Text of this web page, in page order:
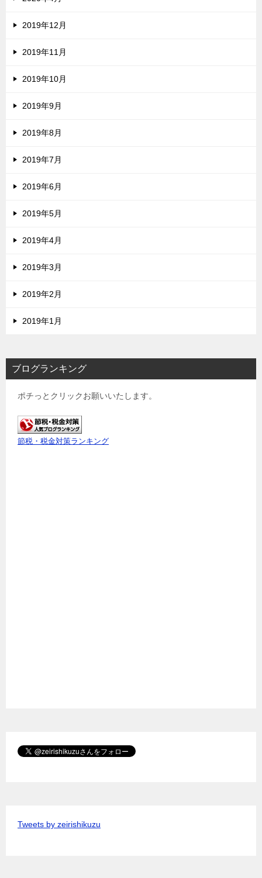
2019年12月
2019年11月
2019年10月
2019年9月
2019年8月
2019年7月
2019年6月
2019年5月
2019年4月
2019年3月
2019年2月
2019年1月
ブログランキング
ポチっとクリックお願いいたします。
節税・税金対策ランキング
Tweets by zeirishikuzu